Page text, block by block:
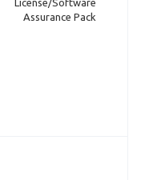
License/Software
Assurance Pack